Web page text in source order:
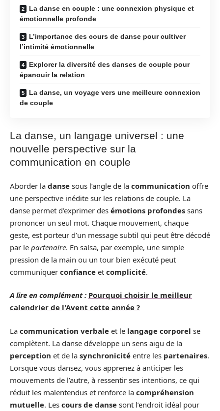
La danse en couple : une connexion physique et
émotionnelle profonde
L’importance des cours de danse pour cultiver
l’intimité émotionnelle
Explorer la diversité des danses de couple pour
épanouir la relation
La danse, un voyage vers une meilleure connexion
de couple
La danse, un langage universel : une
nouvelle perspective sur la
communication en couple
Aborder la danse sous l’angle de la communication offre
une perspective inédite sur les relations de couple. La
danse permet d’exprimer des émotions profondes sans
prononcer un seul mot. Chaque mouvement, chaque
geste, est porteur d’un message subtil qui peut être décodé
par le partenaire. En salsa, par exemple, une simple
pression de la main ou un tour bien exécuté peut
communiquer confiance et complicité.
A lire en complément : Pourquoi choisir le meilleur
calendrier de l'Avent cette année ?
La communication verbale et le langage corporel se
complètent. La danse développe un sens aigu de la
perception et de la synchronicité entre les partenaires.
Lorsque vous dansez, vous apprenez à anticiper les
mouvements de l’autre, à ressentir ses intentions, ce qui
réduit les malentendus et renforce la compréhension
mutuelle. Les cours de danse sont l’endroit idéal pour